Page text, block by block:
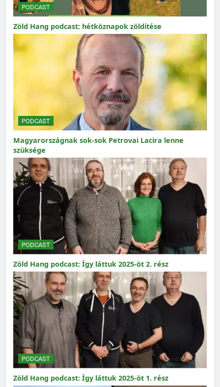
PODCAST
Zöld Hang podcast: hétköznapok zöldítése
PODCAST
Magyarországnak sok-sok Petrovai Lacira lenne
szüksége
PODCAST
Zöld Hang podcast: Így láttuk 2025-öt 2. rész
PODCAST
Zöld Hang podcast: Így láttuk 2025-öt 1. rész